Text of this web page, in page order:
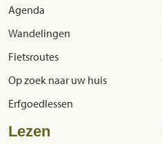
Agenda
Wandelingen
Fietsroutes
Op zoek naar uw huis
Erfgoedlessen
Lezen